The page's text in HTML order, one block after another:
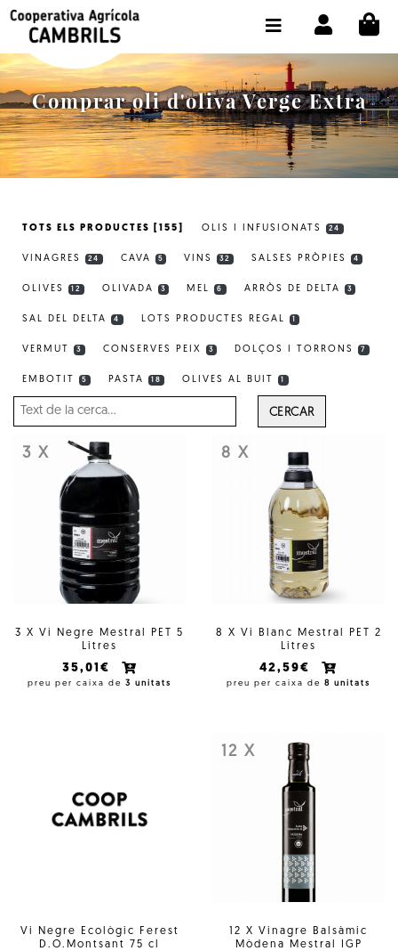
Comprar oli d'oliva Verge Extra
TOTS ELS PRODUCTES [155] OLIS I INFUSIONATS 24
VINAGRES 24 CAVA 5 VINS 32 SALSES PRÒPIES 4
OLIVES 12 OLIVADA 3 MEL 6 ARRÒS DE DELTA 3
SAL DEL DELTA 4 LOTS PRODUCTES REGAL
VERMUT 3 CONSERVES PEIX 3 DOLÇOS I TORRONS 7
EMBOTIT 5 PASTA 18 OLIVES AL BUIT
CERCAR
3 X
3 X Vi Negre Mestral PET 5
Litres
35,01€
preu per caixa de 3 unitats
8 X
8 X Vi Blanc Mestral PET 2
Litres
42,59€
preu per caixa de 8 unitats
Vi Negre Ecològic Ferest
D.O.Montsant 75 cl
12 X
12 X Vinagre Balsàmic
Mòdena Mestral IGP
BOTIGA COMPRA ONLINE
LA COOPERATIVA
OLEOTOUR
PRODUCTES
EL NOSTRE OLI
SELECCIONAR IDIOMA: